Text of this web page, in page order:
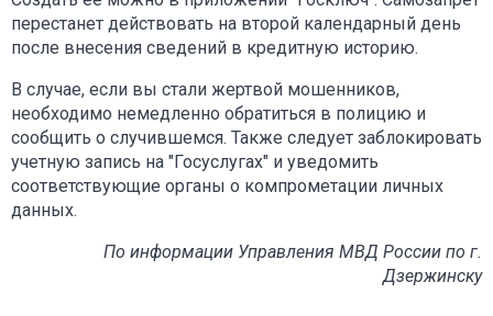
перестанет действовать на второй календарный день
после внесения сведений в кредитную историю.
В случае, если вы стали жертвой мошенников,
необходимо немедленно обратиться в полицию и
сообщить о случившемся. Также следует заблокировать
учетную запись на "Госуслугах" и уведомить
соответствующие органы о компрометации личных
данных.
По информации Управления МВД России по г.
Дзержинску